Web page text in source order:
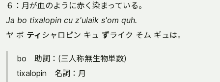
６：月が血のように赤く染まっている。
Ja bo tixalopin cu z'ulaik s'om quh.
ヤ ボ ティ シャロピン キュ ずライク そム ギュは。
bo 助詞：(三人称無生物単数)
tixalopin 名詞：月